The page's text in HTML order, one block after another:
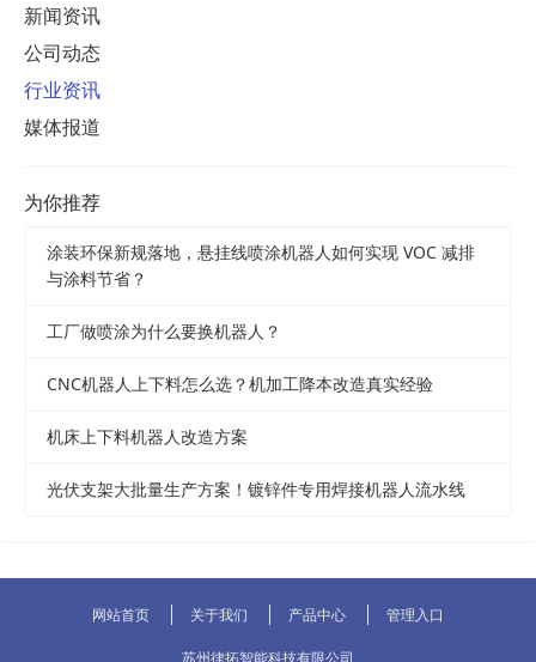
新闻资讯
公司动态
行业资讯
媒体报道
为你推荐
涂装环保新规落地，悬挂线喷涂机器人如何实现 VOC 减排
与涂料节省？
工厂做喷涂为什么要换机器人？
CNC机器人上下料怎么选？机加工降本改造真实经验
机床上下料机器人改造方案
光伏支架大批量生产方案！镀锌件专用焊接机器人流水线
网站首页 关于我们 产品中心 管理入口
苏州律拓智能科技有限公司